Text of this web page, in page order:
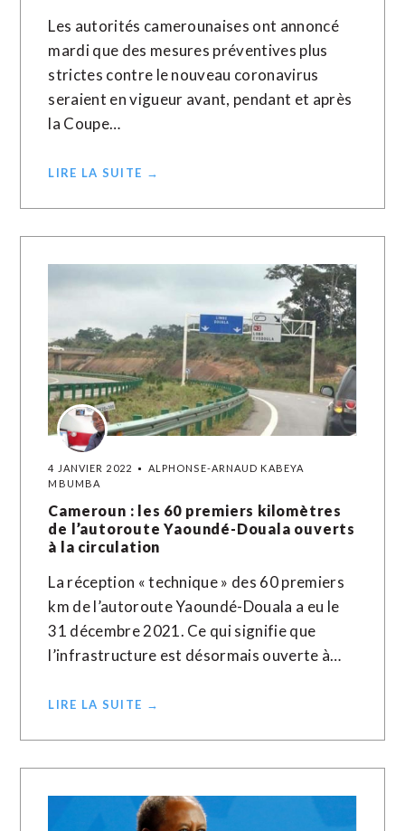
Les autorités camerounaises ont annoncé
mardi que des mesures préventives plus
strictes contre le nouveau coronavirus
seraient en vigueur avant, pendant et après
la Coupe…
LIRE LA SUITE →
4 JANVIER 2022
ALPHONSE-ARNAUD KABEYA
MBUMBA
Cameroun : les 60 premiers kilomètres
de l’autoroute Yaoundé-Douala ouverts
à la circulation
La réception « technique » des 60 premiers
km de l’autoroute Yaoundé-Douala a eu le
31 décembre 2021. Ce qui signifie que
l’infrastructure est désormais ouverte à…
LIRE LA SUITE →